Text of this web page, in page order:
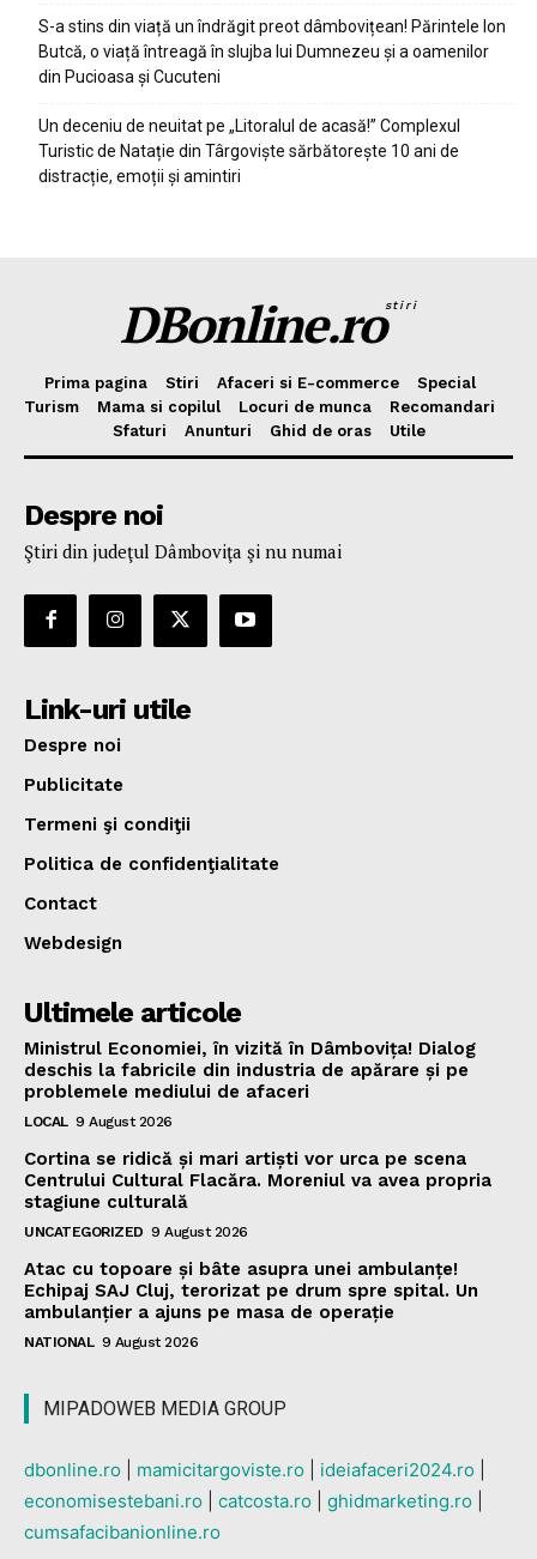
S-a stins din viață un îndrăgit preot dâmbovițean! Părintele Ion
Butcă, o viață întreagă în slujba lui Dumnezeu și a oamenilor
din Pucioasa și Cucuteni
Un deceniu de neuitat pe „Litoralul de acasă!” Complexul
Turistic de Natație din Târgoviște sărbătorește 10 ani de
distracție, emoții și amintiri
DBonline.rostiri
Prima pagina Stiri Afaceri si E-commerce
Special
Turism
Mama si copilul Locuri de munca
Recomandari
Sfaturi
Anunturi Ghid de oras Utile
Despre noi
Ştiri din judeţul Dâmboviţa şi nu numai
Link-uri utile
Despre noi
Publicitate
Termeni şi condiţii
Politica de confidenţialitate
Contact
Webdesign
Ultimele articole
Ministrul Economiei, în vizită în Dâmbovița! Dialog
deschis la fabricile din industria de apărare și pe
problemele mediului de afaceri
LOCAL 9 August 2026
Cortina se ridică și mari artiști vor urca pe scena
Centrului Cultural Flacăra. Moreniul va avea propria
stagiune culturală
UNCATEGORIZED 9 August 2026
Atac cu topoare și bâte asupra unei ambulanțe!
Echipaj SAJ Cluj, terorizat pe drum spre spital. Un
ambulanțier a ajuns pe masa de operație
NATIONAL 9 August 2026
MIPADOWEB MEDIA GROUP
dbonline.ro mamicitargoviste.ro ideiafaceri2024.ro
economisestebani.ro
catcosta.ro ghidmarketing.ro
cumsafacibanionline.ro